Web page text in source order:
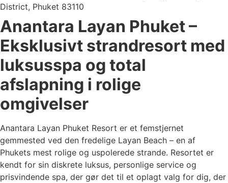
District, Phuket 83110
Anantara Layan Phuket –
Eksklusivt strandresort med
luksusspa og total
afslapning i rolige
omgivelser
Anantara Layan Phuket Resort er et femstjernet
gemmested ved den fredelige Layan Beach – en af
Phukets mest rolige og uspolerede strande. Resortet er
kendt for sin diskrete luksus, personlige service og
prisvindende spa, der gør det til et oplagt valg for dig, der